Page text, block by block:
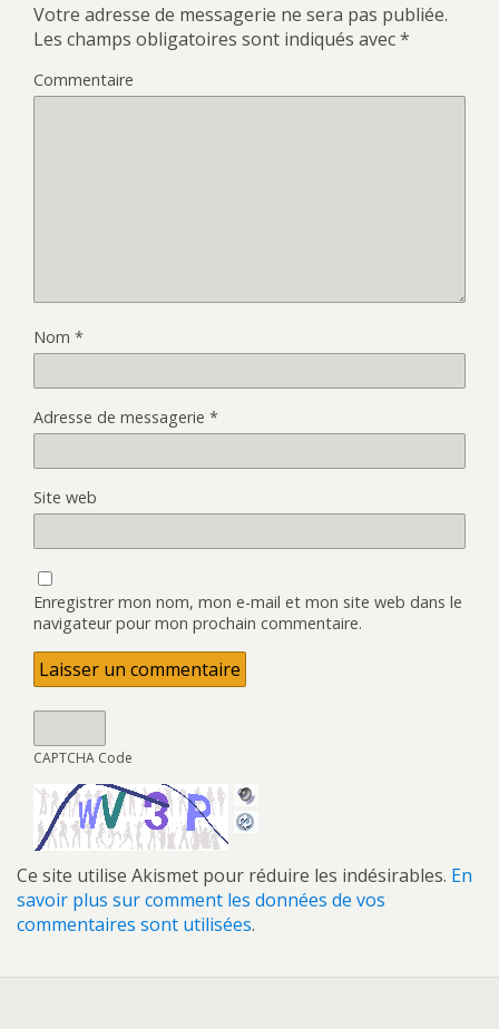
Votre adresse de messagerie ne sera pas publiée.
Les champs obligatoires sont indiqués avec*
Commentaire
Nom *
Adresse de messagerie *
Site web
Enregistrer mon nom, mon e-mail et mon site web dans le
navigateur pour mon prochain commentaire.
CAPTCHA Code
Ce site utilise Akismet pour réduire les indésirables. En
savoir plus sur comment les données de vos
commentaires sont utilisées.